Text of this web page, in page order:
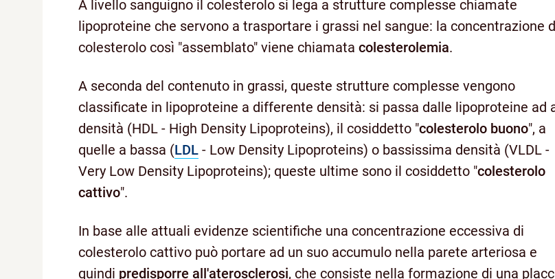
A livello sanguigno il colesterolo si lega a strutture complesse chiamate
lipoproteine che servono a trasportare i grassi nel sangue: la concentrazione
colesterolo così "assemblato" viene chiamata colesterolemia.
A seconda del contenuto in grassi, queste strutture complesse vengono
classificate in lipoproteine a differente densità: si passa dalle lipoproteine ad
densità (HDL - High Density Lipoproteins), il cosiddetto "colesterolo buono", a
quelle a bassa (LDL - Low Density Lipoproteins) o bassissima densità (VLDL -
Very Low Density Lipoproteins); queste ultime sono il cosiddetto "colesterolo
cattivo".
In base alle attuali evidenze scientifiche una concentrazione eccessiva di
colesterolo cattivo può portare ad un suo accumulo nella parete arteriosa e
quindi predisporre all'aterosclerosi, che consiste nella formazione di una